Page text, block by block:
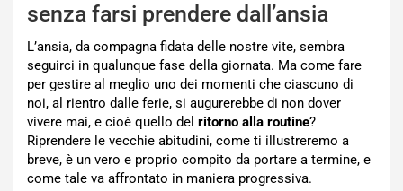
senza farsi prendere dall’ansia
L’ansia, da compagna fidata delle nostre vite, sembra
seguirci in qualunque fase della giornata. Ma come fare
per gestire al meglio uno dei momenti che ciascuno di
noi, al rientro dalle ferie, si augurerebbe di non dover
vivere mai, e cioè quello del ritorno alla routine?
Riprendere le vecchie abitudini, come ti illustreremo a
breve, è un vero e proprio compito da portare a termine, e
come tale va affrontato in maniera progressiva.